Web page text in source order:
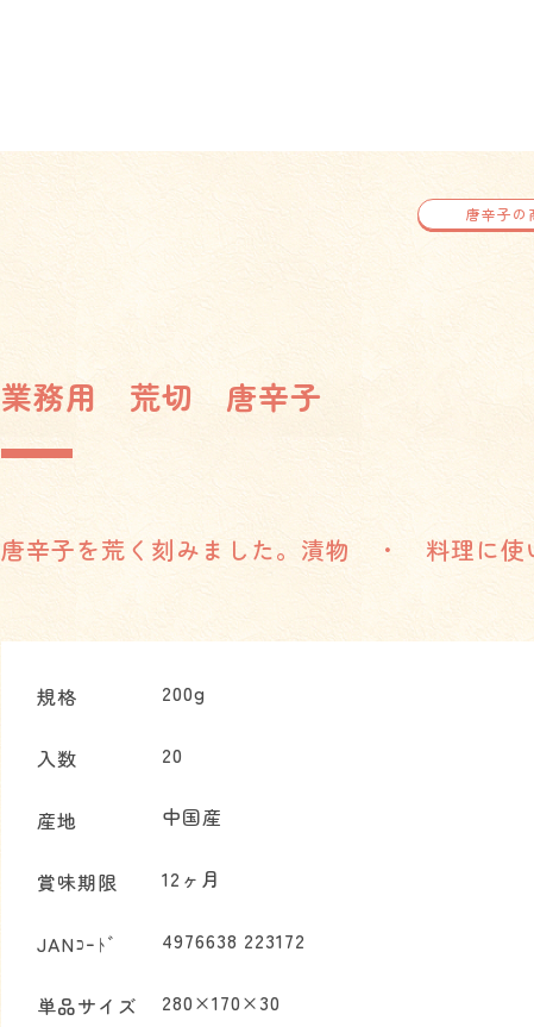
唐辛子の
業務用 荒切 唐辛子
唐辛子を荒く刻みました。漬物 ・ 料理に使
規格 200g
入数 20
産地 中国産
賞味期限 12ヶ月
JANｺｰﾄﾞ 4976638 223172
単品サイズ 280×170×30